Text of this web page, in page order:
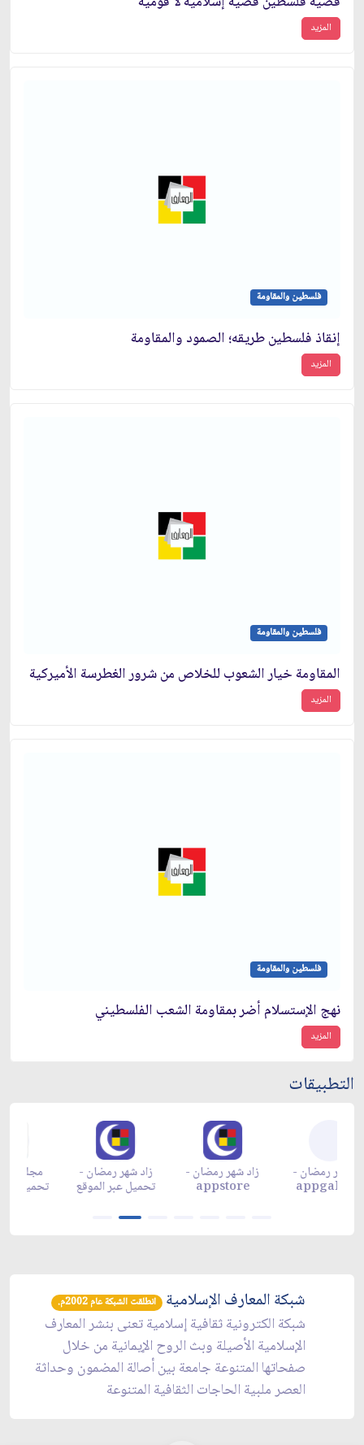
المزيد
فلسطين والمقاومة
إنقاذ فلسطين طريقه؛ الصمود والمقاومة
المزيد
فلسطين والمقاومة
المقاومة خيار الشعوب للخلاص من شرور الغطرسة الأميركية
المزيد
فلسطين والمقاومة
نهج الإستسلام أضر بمقاومة الشعب الفلسطيني
المزيد
التطبيقات
زاد شهر رمضان -
تحميل عبر الموقع
زاد شهر رمضان -
appstore
زاد شهر رمضان -
appgallery
شبكة المعارف الإسلامية انطلقت الشبكة عام 2002م.
شبكة الكترونية ثقافية إسلامية تعنى بنشر المعارف
الإسلامية الأصيلة وبث الروح الإيمانية من خلال
صفحاتها المتنوعة جامعة بين أصالة المضمون وحداثة
العصر ملبية الحاجات الثقافية المتنوعة